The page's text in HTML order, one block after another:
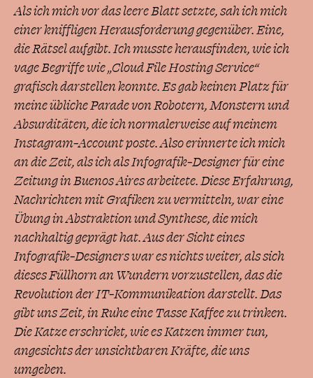
Als ich mich vor das leere Blatt setzte, sah ich mich
einer kniffligen Herausforderung gegenüber. Eine,
die Rätsel aufgibt. Ich musste herausfinden, wie ich
vage Begriffe wie „Cloud File Hosting Service“
grafisch darstellen konnte. Es gab keinen Platz für
meine übliche Parade von Robotern, Monstern und
Absurditäten, die ich normalerweise auf meinem
Instagram-Account poste. Also erinnerte ich mich
an die Zeit, als ich als Infografik-Designer für eine
Zeitung in Buenos Aires arbeitete. Diese Erfahrung,
Nachrichten mit Grafiken zu vermitteln, war eine
Übung in Abstraktion und Synthese, die mich
nachhaltig geprägt hat. Aus der Sicht eines
Infografik-Designers war es nichts weiter, als sich
dieses Füllhorn an Wundern vorzustellen, das die
Revolution der IT-Kommunikation darstellt. Das
gibt uns Zeit, in Ruhe eine Tasse Kaffee zu trinken.
Die Katze erschrickt, wie es Katzen immer tun,
angesichts der unsichtbaren Kräfte, die uns
umgeben.